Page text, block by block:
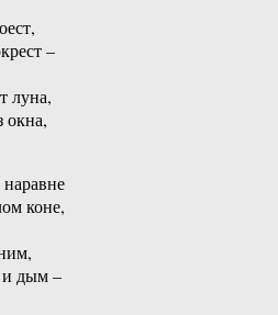
–
луна,
окна,
наравне
коне,
и дым –